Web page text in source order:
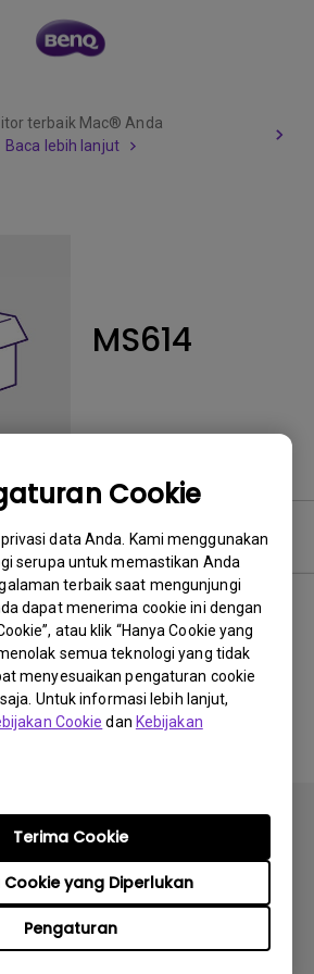
Cookie
data Anda. Kami menggunakan
serupa untuk memastikan Anda
terbaik saat mengunjungi
dapat menerima cookie ini dengan
atau klik “Hanya Cookie yang
semua teknologi yang tidak
menyesuaikan pengaturan cookie
Untuk informasi lebih lanjut,
Cookie dan Kebijakan
Pengaturan
Cookie yang Diperlukan
Terima Cookie
terbaik Mac® Anda
Baca lebih lanjut
MS614
perangkat lunak
driver terkait